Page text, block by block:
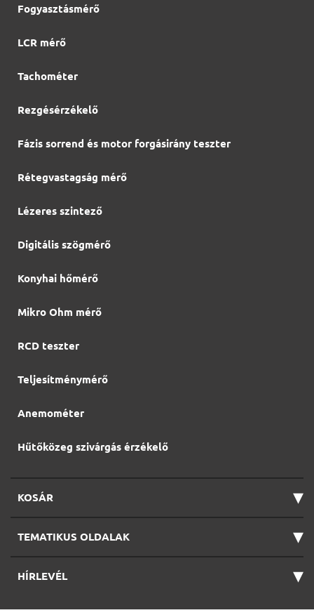
Fogyasztásmérő
LCR mérő
Tachométer
Rezgésérzékelő
Fázis sorrend és motor forgásirány teszter
Rétegvastagság mérő
Lézeres szintező
Digitális szögmérő
Konyhai hőmérő
Mikro Ohm mérő
RCD teszter
Teljesítménymérő
Anemométer
Hűtőközeg szivárgás érzékelő
KOSÁR ▾
TEMATIKUS OLDALAK ▾
HÍRLEVÉL ▾